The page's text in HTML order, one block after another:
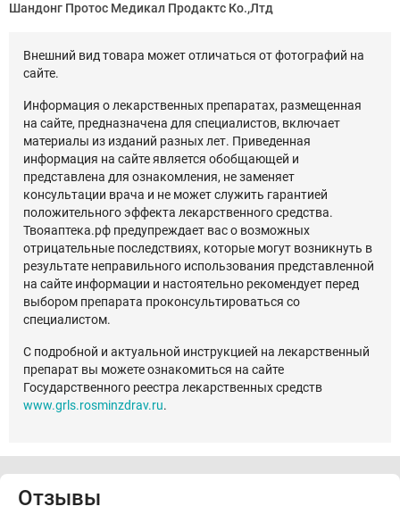
Шандонг Протос Медикал Продактс Ко.,Лтд
Внешний вид товара может отличаться от фотографий на
сайте.
Информация о лекарственных препаратах, размещенная
на сайте, предназначена для специалистов, включает
материалы из изданий разных лет. Приведенная
информация на сайте является обобщающей и
представлена для ознакомления, не заменяет
консультации врача и не может служить гарантией
положительного эффекта лекарственного средства.
Твояаптека.рф предупреждает вас о возможных
отрицательные последствиях, которые могут возникнуть в
результате неправильного использования представленной
на сайте информации и настоятельно рекомендует перед
выбором препарата проконсультироваться со
специалистом.
С подробной и актуальной инструкцией на лекарственный
препарат вы можете ознакомиться на сайте
Государственного реестра лекарственных средств
www.grls.rosminzdrav.ru.
Отзывы